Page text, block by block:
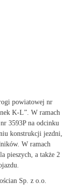
powiatowej nr
K-L”. W ramach
3593P na odcinku
konstrukcji jezdni,
W ramach
pieszych, a także 2
Sp. z o.o.